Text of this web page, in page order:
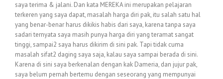
saya terima & jalani. Dan kata MEREKA ini merupakan pelajaran
terkeren yang saya dapat, masalah harga diri pak, itu salah satu hal
yang benar-benar harus dikikis habis dari saya, karena tanpa saya
sadari ternyata saya masih punya harga diri yang teramat sangat
tinggi, sampai2 saya harus dikirim di sini pak. Tapi tidak cuma
masalah sifat2 daging saya saja, kalau saya sampai berada di sini.
Karena di sini saya berkenalan dengan kak Dameria, dan jujur pak,
saya belum pernah bertemu dengan seseorang yang mempunyai